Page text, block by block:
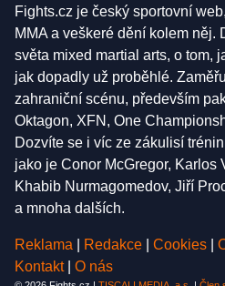
Fights.cz je český sportovní
MMA a veškeré dění kolem něj.
světa mixed martial arts, o tom,
jak dopadly už proběhlé.
zahraniční scénu, především
Oktagon, XFN, One
Dozvíte se i víc ze zákulisí
jako je Conor McGregor, Karlos
Khabib Nurmagomedov, Jiří
a mnoha dalších.
Reklama Redakce Cookies
Kontakt
O nás